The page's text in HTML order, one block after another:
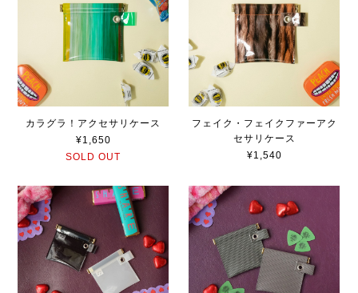
カラグラ！アクセサリケース
¥1,650
SOLD OUT
フェイク・フェイクファーアク
セサリケース
¥1,540